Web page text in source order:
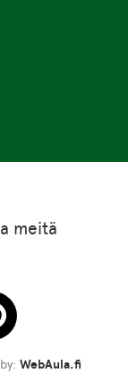
meitä
WebAula.fi